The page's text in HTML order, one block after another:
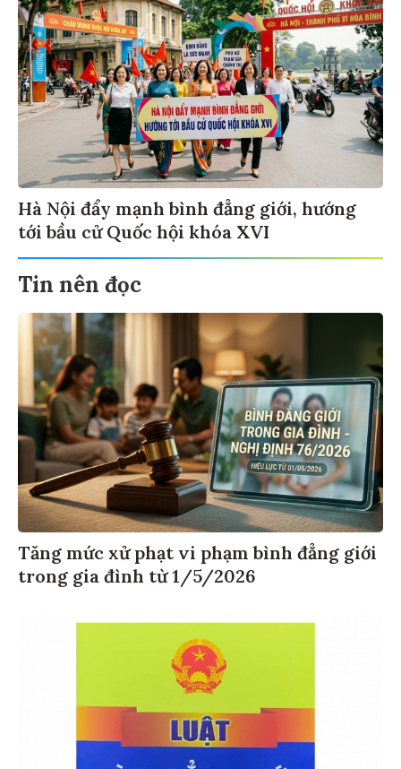
Hà Nội đẩy mạnh bình đẳng giới, hướng
tới bầu cử Quốc hội khóa XVI
Tin nên đọc
Tăng mức xử phạt vi phạm bình đẳng giới
trong gia đình từ 1/5/2026